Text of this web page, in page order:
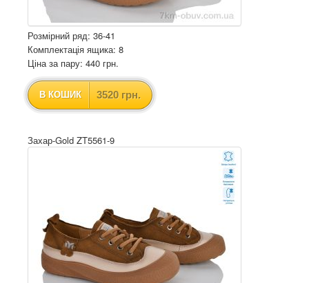
Розмірний ряд: 36-41
Комплектація ящика: 8
Ціна за пару: 440 грн.
В КОШИК 3520 грн.
Захар-Gold ZT5561-9